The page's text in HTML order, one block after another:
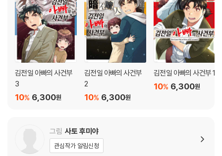
김전일 아빠의 사건부
3
6,300원
10%
김전일 아빠의 사건부
2
6,300원
10%
김전일 아빠의 사건부 1
6,300원
10%
그림 사토 후미야
관심작가 알림신청